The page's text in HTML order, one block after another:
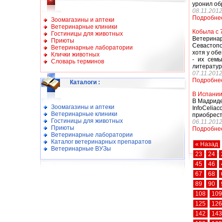
Зоомагазины и аптеки
Ветеринарные клиники
Гостиницы для животных
Приюты
Ветеринарные лаборатории
Клички животных
Словарь терминов
Каталоги :
Зоомагазины и аптеки
Ветеринарные клиники
Гостиницы для животных
Приюты
Ветеринарные лаборатории
Каталог ветеринарных препаратов
Ветеринарные ВУЗы
уронил
08.11.2012
Кобыла с
хотя у
- их
07.11.2012
В
В
06.11.2012
« Назад
23
24
45
46
67
68
89
90
108
109
125
126
142
143